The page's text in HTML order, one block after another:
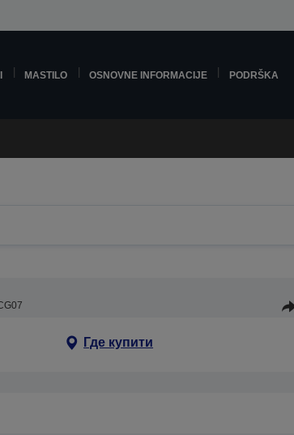
MASTILO OSNOVNE INFORMACIJE PODRŠKA
Где купити